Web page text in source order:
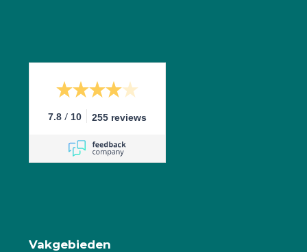
7.8 / 10 255 reviews
Vakgebieden